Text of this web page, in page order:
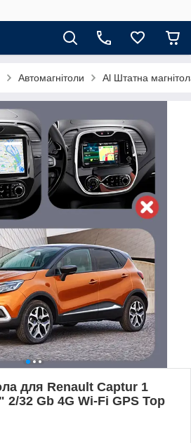
Автомагнітоли Al Штатна
для Renault Captur 1
2/32 Gb 4G Wi-Fi GPS Top